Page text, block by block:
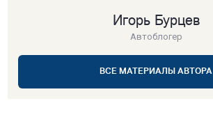
Игорь Бурцев
Автоблогер
ВСЕ МАТЕРИАЛЫ АВТОРА